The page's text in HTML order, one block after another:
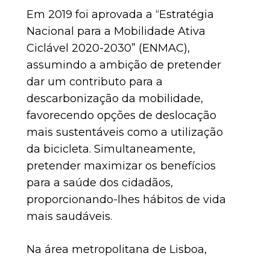
Em 2019 foi aprovada a “Estratégia
Nacional para a Mobilidade Ativa
Ciclável 2020-2030” (ENMAC),
assumindo a ambição de pretender
dar um contributo para a
descarbonização da mobilidade,
favorecendo opções de deslocação
mais sustentáveis como a utilização
da bicicleta. Simultaneamente,
pretender maximizar os benefícios
para a saúde dos cidadãos,
proporcionando-lhes hábitos de vida
mais saudáveis.
Na área metropolitana de Lisboa,